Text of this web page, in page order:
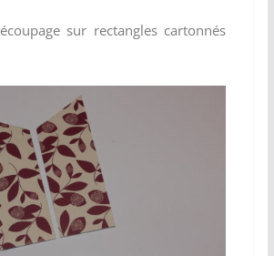
écoupage sur rectangles cartonnés